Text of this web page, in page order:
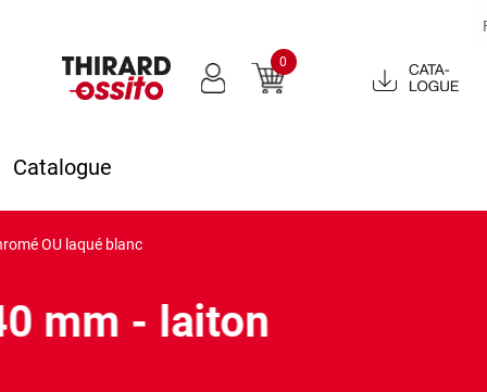
0
Catalogue
2022
Catalogue
OU laqué blanc
mm - laiton